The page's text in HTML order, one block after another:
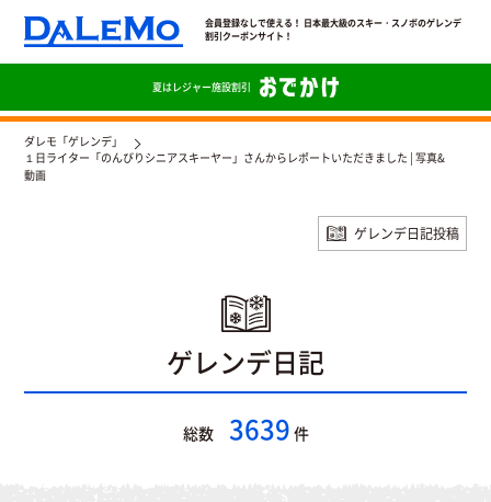
会員登録なしで使える！ 日本最大級のスキー・スノボのゲレンデ
割引クーポンサイト！
夏はレジャー施設割引
ダレモ「ゲレンデ」
１日ライター「のんびりシニアスキーヤー」さんからレポートいただきました | 写真&
動画
ゲレンデ日記投稿
ゲレンデ日記
総数 3639 件